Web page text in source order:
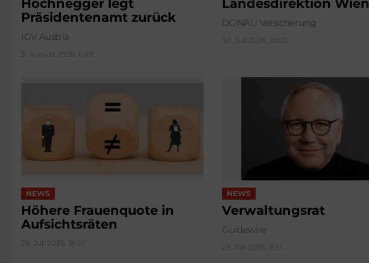
Hochnegger legt
Präsidentenamt zurück
IGV Austria
3. August 2026, 6:49
Landesdirektion Wien
DONAU Versicherung
30. Juli 2026, 10:00
NEWS
Höhere Frauenquote in
Aufsichtsräten
29. Juli 2026, 18:55
NEWS
Verwaltungsrat
Guidewire
29. Juli 2026, 8:51